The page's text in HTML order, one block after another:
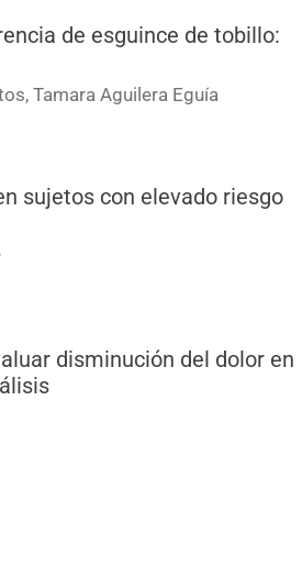
de esguince de tobillo:
Tamara Aguilera Eguía
sujetos con elevado riesgo
disminución del dolor en